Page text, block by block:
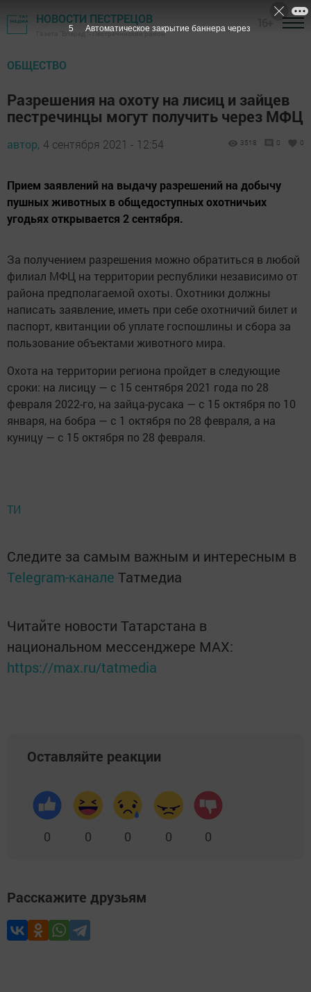
НОВОСТИ ПЕСТРЕЦОВ
Газета "Вперед" - Пестречинский район
ОБЩЕСТВО
Разрешения на охоту на лисиц и зайцев
пестречинцы могут получить через МФЦ
автор, 4 сентября 2021 - 12:54 3518 0 0
Прием заявлений на выдачу разрешений на добычу
пушных животных в общедоступных охотничьих
угодьях открывается 2 сентября.
За получением разрешения можно обратиться в любой
филиал МФЦ на территории республики независимо от
района предполагаемой охоты. Охотники должны
написать заявление, иметь при себе охотничий билет и
паспорт, квитанции об уплате госпошлины и сбора за
пользование объектами животного мира.
Охота на территории региона пройдет в следующие
сроки: на лисицу — с 15 сентября 2021 года по 28
февраля 2022-го, на зайца-русака — с 15 октября по 10
января, на бобра — с 1 октября по 28 февраля, а на
куницу — с 15 октября по 28 февраля.
ТИ
Следите за самым важным и интересным в
Telegram-канале Татмедиа
Читайте новости Татарстана в
национальном мессенджере MАХ:
https://max.ru/tatmedia
Оставляйте реакции
0 0 0 0 0
Расскажите друзьям
4 Автоматическое закрытие баннера через